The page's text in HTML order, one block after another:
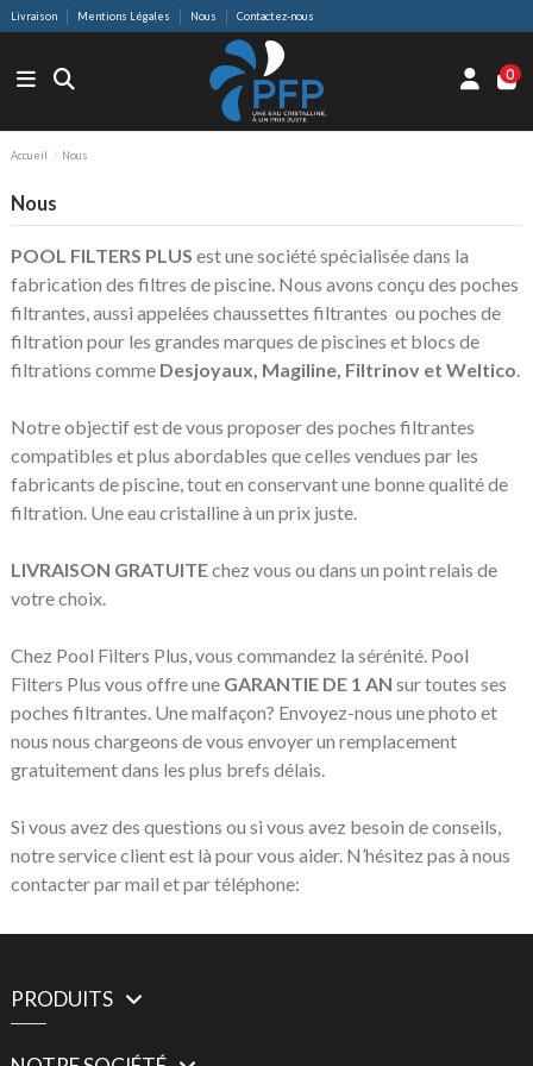
Livraison Mentions Légales Nous Contactez-nous
0
Accueil Nous
Nous
POOL FILTERS PLUS est une société spécialisée dans la
fabrication des filtres de piscine. Nous avons conçu des poches
filtrantes, aussi appelées chaussettes filtrantes ou poches de
filtration pour les grandes marques de piscines et blocs de
filtrations comme Desjoyaux, Magiline, Filtrinov et Weltico.
Notre objectif est de vous proposer des poches filtrantes
compatibles et plus abordables que celles vendues par les
fabricants de piscine, tout en conservant une bonne qualité de
filtration. Une eau cristalline à un prix juste.
LIVRAISON GRATUITEchez vous ou dans un point relais de
votre choix.
Chez Pool Filters Plus, vous commandez la sérénité. Pool
Filters Plus vous offre une GARANTIE DE 1 AN sur toutes ses
poches filtrantes. Une malfaçon? Envoyez-nous une photo et
nous nous chargeons de vous envoyer un remplacement
gratuitement dans les plus brefs délais.
Si vous avez des questions ou si vous avez besoin de conseils,
notre service client est là pour vous aider. N’hésitez pas à nous
contacter par mail et par téléphone:
PRODUITS